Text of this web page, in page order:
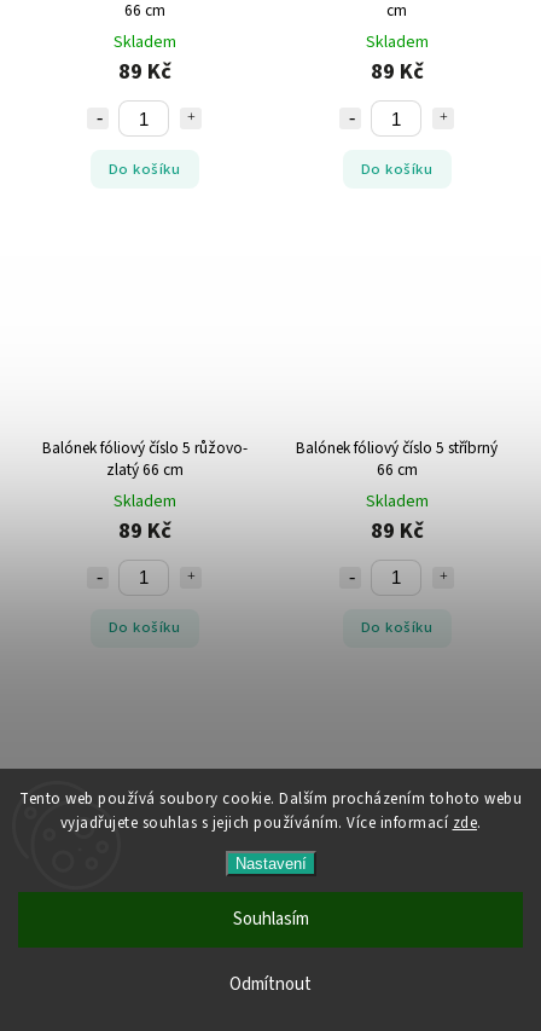
Tento web používá soubory cookie. Dalším procházením tohoto webu
vyjadřujete souhlas s jejich používáním. Více informací zde.
Nastavení
Odmítnout
Souhlasím
Všechny produkty jsou skladem. Vyřízené objednávky
66 cm
Skladem
89 Kč
Do košíku
cm
Skladem
89 Kč
Do košíku
Balónek fóliový číslo 5 růžovo-
zlatý 66 cm
Skladem
89 Kč
Do košíku
Balónek fóliový číslo 5 stříbrný
66 cm
Skladem
89 Kč
Do košíku
Balónek fóliový číslo 5 zlatý 66
Balónek fóliový číslo 6 růžovo-